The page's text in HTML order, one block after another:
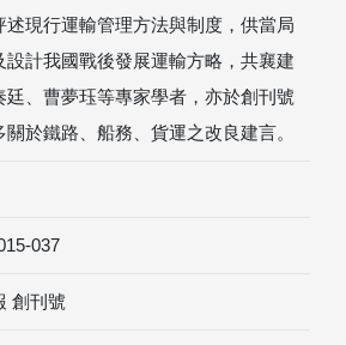
述現行運輸管理方法與制度，供當局
計我國戰後發展運輸方略，共襄建
廷、曹夢珏等專家學者，亦於創刊號
於鐵路、船務、貨運之改良建言。
037
創刊號